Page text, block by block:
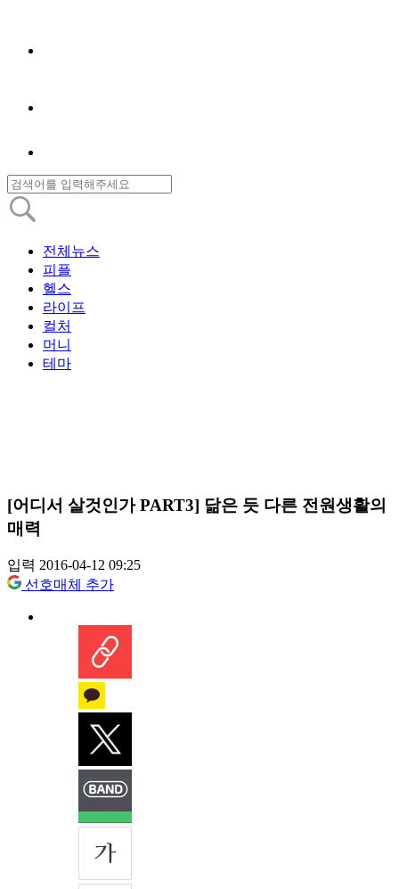
전체뉴스
피플
헬스
라이프
컬처
머니
테마
[어디서 살것인가 PART3] 닮은 듯 다른 전원생활의
매력
입력 2016-04-12 09:25
선호매체 추가